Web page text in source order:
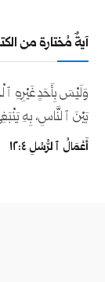
آيةٌ مُختارة من
وَلَيْسَ بِأَحَدٍ غَيْرِهِ
بَيْنَ ٱلنَّاسِ، بِهِ
أَعْمَالُ ٱلرُّسُلِ ٤:‏١٢